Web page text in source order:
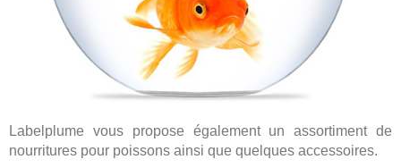
Labelplume vous propose également un assortiment de
nourritures pour poissons ainsi que quelques accessoires.